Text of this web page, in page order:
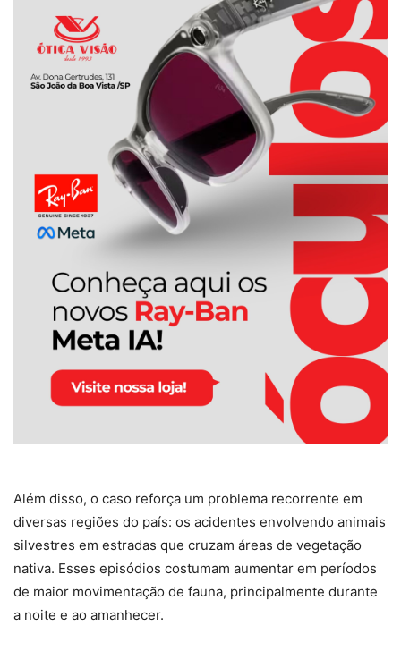
Além disso, o caso reforça um problema recorrente em
diversas regiões do país: os acidentes envolvendo animais
silvestres em estradas que cruzam áreas de vegetação
nativa. Esses episódios costumam aumentar em períodos
de maior movimentação de fauna, principalmente durante
a noite e ao amanhecer.